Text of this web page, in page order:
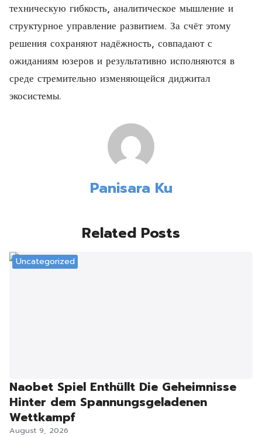
техническую гибкость, аналитическое мышление и
структурное управление развитием. За счёт этому
решения сохраняют надёжность, совпадают с
ожиданиям юзеров и результативно исполняются в
среде стремительно изменяющейся диджитал
экосистемы.
Panisara Ku
Related Posts
Uncategorized
Naobet Spiel Enthüllt Die Geheimnisse
Hinter dem Spannungsgeladenen
Wettkampf
August 9, 2026